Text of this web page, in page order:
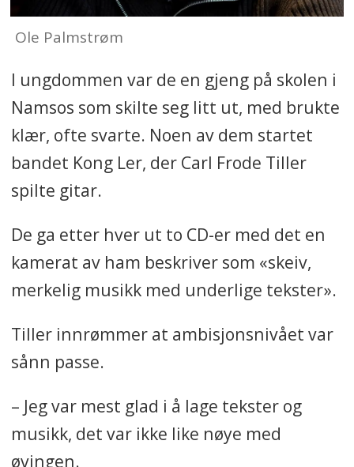
Ole Palmstrøm
I ungdommen var de en gjeng på skolen i
Namsos som skilte seg litt ut, med brukte
klær, ofte svarte. Noen av dem startet
bandet Kong Ler, der Carl Frode Tiller
spilte gitar.
De ga etter hver ut to CD-er med det en
kamerat av ham beskriver som «skeiv,
merkelig musikk med underlige tekster».
Tiller innrømmer at ambisjonsnivået var
sånn passe.
– Jeg var mest glad i å lage tekster og
musikk, det var ikke like nøye med
øvingen.